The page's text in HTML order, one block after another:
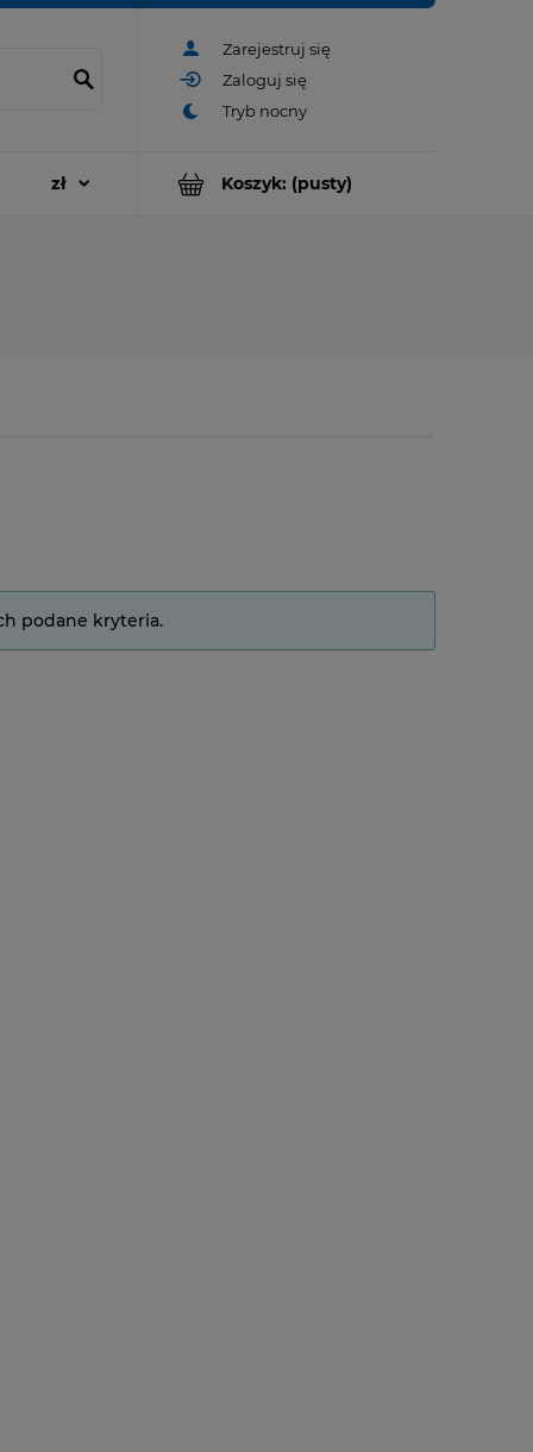
Zarejestruj się
Zaloguj się
Koszyk: (pusty)
podane kryteria.